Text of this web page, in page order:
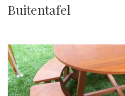
Buitentafel